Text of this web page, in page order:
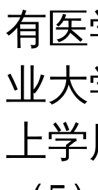
有
业
上学